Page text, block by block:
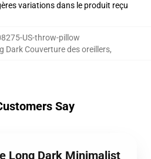
variations dans le produit reçu
US-throw-pillow
Dark Couverture des oreillers,
Say
Long Dark Minimalist